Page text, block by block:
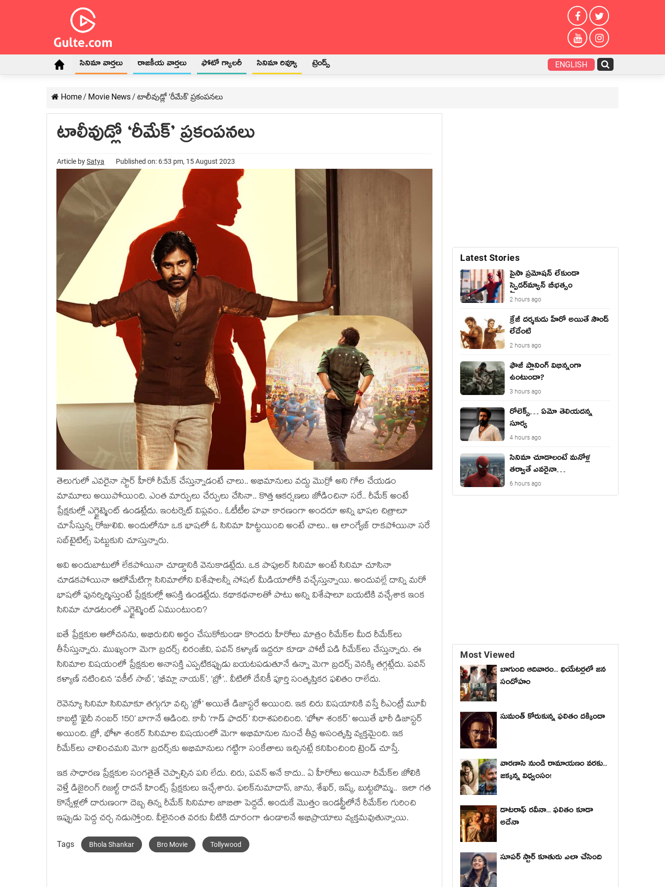
సినిమా వార్తలు రాజకీయ వార్తలు ఫోటో గ్యాలరీ సినిమా రివ్యూ ట్రెండ్స్ ENGLISH
Home/ Movie News/ టాలీవుడ్లో ‘రీమేక్’ ప్రకంపనలు
టాలీవుడ్లో ‘రీమేక్’ ప్రకంపనలు
Article bySatya Published on: 6:53 pm, 15 August 2023
తెలుగులో ఎవరైనా స్టార్ హీరో రీమేక్ చేస్తున్నాడంటే చాలు.. అభిమానులు వద్దు మొర్రో అని గోల చేయడం
మామూలు అయిపోయింది. ఎంత మార్పులు చేర్పులు చేసినా.. కొత్త ఆకర్షణలు జోడించినా సరే.. రీమేక్ అంటే
ప్రేక్షకుల్లో ఎగ్జైట్మెంట్ ఉండట్లేదు. ఇంటర్నెట్ విప్లవం.. ఓటీటీల హవా కారణంగా అందరూ అన్ని భాషల చిత్రాలూ
చూసేస్తున్న రోజులివి. అందులోనూ ఒక భాషలో ఓ సినిమా హిట్టయింది అంటే చాలు.. ఆ లాంగ్వేజ్ రాకపోయినా సరే
సబ్‌టైటిల్స్ పెట్టుకుని చూస్తున్నారు.
అవి అందుబాటులో లేకపోయినా చూడ్డానికి వెనుకాడట్లేదు. ఒక పాపులర్ సినిమా అంటే సినిమా చూసినా
చూడకపోయినా ఆటోమేటిగ్గా సినిమాలోని విశేషాలన్నీ సోషల్ మీడియాలోకి వచ్చేస్తున్నాయి. అందువల్లే దాన్ని మరో
భాషలో పునర్నిర్మిస్తుంటే ప్రేక్షకుల్లో ఆసక్తి ఉండట్లేదు. కథాకథనాలతో పాటు అన్ని విశేషాలూ బయటికి వచ్చేశాక ఇంక
సినిమా చూడటంలో ఎగ్జైట్మెంట్ ఏముంటుంది?
ఐతే ప్రేక్షకుల ఆలోచనను, అభిరుచిని అర్థం చేసుకోకుండా కొందరు హీరోలు మాత్రం రీమేక్‌ల మీద రీమేక్‌లు
తీసేస్తున్నారు. ముఖ్యంగా మెగా బ్రదర్స్ చిరంజీవి, పవన్ కళ్యాణ్ ఇద్దరూ కూడా పోటీ పడి రీమేక్‌లు చేస్తున్నారు. ఈ
సినిమాల విషయంలో ప్రేక్షకుల అనాసక్తి ఎప్పటికప్పుడు బయటపడుతూనే ఉన్నా మెగా బ్రదర్స్ వెనక్కి తగ్గట్లేదు. పవన్
కళ్యాణ్ నటించిన ‘వకీల్ సాబ్’, ‘భీమ్లా నాయక్’, ‘బ్రో’.. వీటిలో దేనికీ పూర్తి సంతృప్తికర ఫలితం రాలేదు.
రెవెన్యూ సినిమా సినిమాకూ తగ్గుగూ వచ్చి ‘బ్రో’ అయితే డిజాస్టరే అయింది. ఇక చిరు విషయానికి వస్తే రీఎంట్రీ మూవీ
కాబట్టి ‘ఖైదీ నంబర్ 150’ బాగానే ఆడింది. కానీ ‘గాడ్ ఫాదర్’ నిరాశపరిచింది. ‘భోళా శంకర్’ అయితే భారీ డిజాస్టర్
అయింది. బ్రో, భోళా శంకర్ సినిమాల విషయంలో మెగా అభిమానుల నుంచే తీవ్ర అసంతృప్తి వ్యక్తమైంది. ఇక
రీమేక్‌లు చాలించమని మెగా బ్రదర్స్‌కు అభిమానులు గట్టిగా సంకేతాలు ఇచ్చినట్లే కనిపించింది ట్రెండ్ చూస్తే.
ఇక సాధారణ ప్రేక్షకుల సంగతైతే చెప్పాల్సిన పని లేదు. చిరు, పవన్ అనే కాదు.. ఏ హీరోలు అయినా రీమేక్‌ల జోలికి
వెళ్తే డిజైరింగ్ రిజల్ట్ రాదనే హింట్స్ ప్రేక్షకులు ఇచ్చేశారు. ఫలక్‌నుమాదాస్, జాను, శేఖర్, ఇష్క్, బుట్టబొమ్మ.. ఇలా గత
కొన్నేళ్లలో దారుణంగా దెబ్బ తిన్న రీమేక్‌ సినిమాల జాబితా పెద్దదే. అందుకే మొత్తం ఇండస్ట్రీలోనే రీమేక్‌ల గురించి
ఇప్పుడు పెద్ద చర్చ నడుస్తోంది. వీలైనంత వరకు వీటికి దూరంగా ఉండాలనే అభిప్రాయాలు వ్యక్తమవుతున్నాయి.
Tags Bhola Shankar Bro Movie Tollywood
Latest Stories
పైసా ప్రమోషన్ లేకుండా
స్పైడర్‌మ్యాన్ బీభత్సం
2 hours ago
క్రేజీ దర్శకుడు హీరో అయితే సౌండ్
లేదేంటి
2 hours ago
ఫౌజీ ప్లానింగ్ విభిన్నంగా
ఉంటుందా?
3 hours ago
రోలెక్స్… ఏమో తెలియదన్న
సూర్య
4 hours ago
సినిమా చూడాలంటే మ‌నోళ్ల
త‌ర్వాతే ఎవ‌రైనా…
6 hours ago
Most Viewed
బాగుంది ఆదివారం... థియేటర్లలో జన
సందోహం
సుమంత్ కోరుకున్న ఫలితం దక్కిందా
వారణాసి నుండి రామాయణం వరకు...
జక్కన్న విధ్వంసం!
డాటరాఫ్ రవీనా... ఫలితం కూడా
అదేనా
సూపర్ స్టార్ కూతురు ఎలా చేసింది